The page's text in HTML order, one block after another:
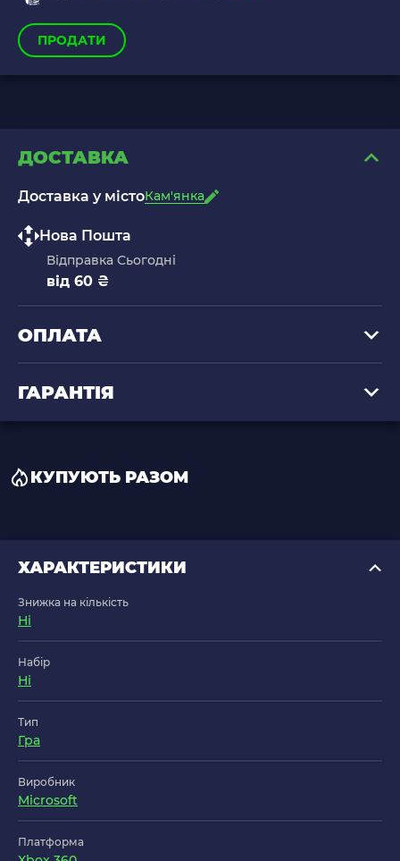
ПРОДАТИ
ДОСТАВКА
Доставка у містоКам'янка
Нова Пошта
Відправка Сьогодні
від 60 ₴
ОПЛАТА
ГАРАНТІЯ
КУПУЮТЬ РАЗОМ
ХАРАКТЕРИСТИКИ
Знижка на кількість
Ні
Набір
Ні
Тип
Гра
Виробник
Microsoft
Платформа